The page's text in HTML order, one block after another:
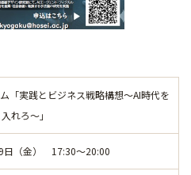
「実践とビジネス戦略構想～AI時代を
れろ～」
日（金） 17:30～20:00